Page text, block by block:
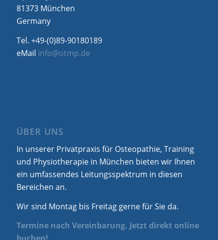
81373 München
Germany
Tel. +49-(0)89-90180189
eMail info@otmp.de
ÜBER UNS
In unserer Privatpraxis für Osteopathie, Training
und Physiotherapie in München bieten wir Ihnen
ein umfassendes Leitungsspektrum in diesen
Bereichen an.
Wir sind Montag bis Freitag gerne für Sie da.
Termine nach Vereinbarung. Jetzt direkt online